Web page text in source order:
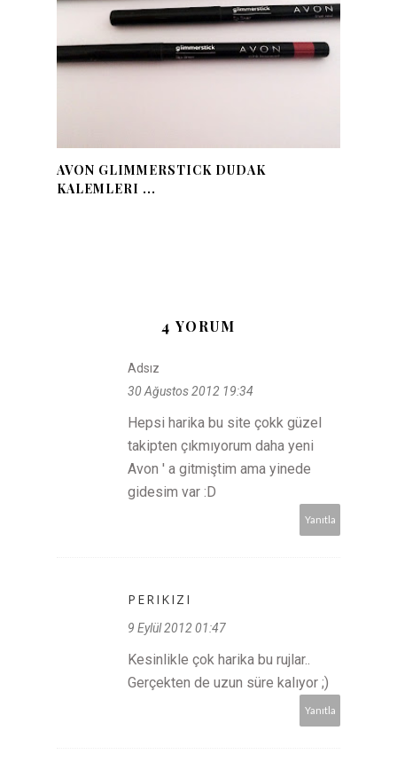
AVON GLIMMERSTICK DUDAK
KALEMLERI ...
4 YORUM
Adsız
30 Ağustos 2012 19:34
Hepsi harika bu site çokk güzel
takipten çıkmıyorum daha yeni
Avon ' a gitmiştim ama yinede
gidesim var :D
Yanıtla
PERIKIZI
9 Eylül 2012 01:47
Kesinlikle çok harika bu rujlar..
Gerçekten de uzun süre kalıyor ;)
Yanıtla